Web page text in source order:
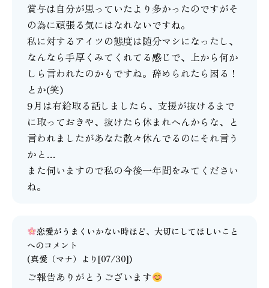
賞与は自分が思っていたより多かったのですがそ
の為に頑張る気にはなれないですね。
私に対するアイツの態度は随分マシになったし、
なんなら手厚くみてくれてる感じで、上から何か
しら言われたのかもですね。辞められたら困る！
とか(笑)
9月は有給取る話しましたら、支援が抜けるまで
に取っておきや、抜けたら休まれへんからな、と
言われましたがあなた散々休んでるのにそれ言う
かと…
また伺いますので私の今後一年間をみてください
ね。
恋愛がうまくいかない時ほど、大切にしてほしいこと
へのコメント
(真愛（マナ） より[07/30])
ご報告ありがとうございます